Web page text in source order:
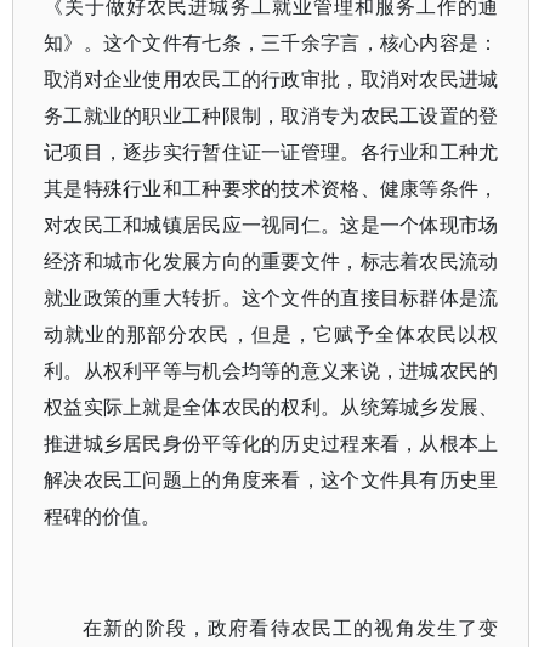
《关于做好农民进城务工就业管理和服务工作的通
知》。这个文件有七条，三千余字言，核心内容是：
取消对企业使用农民工的行政审批，取消对农民进城
务工就业的职业工种限制，取消专为农民工设置的登
记项目，逐步实行暂住证一证管理。各行业和工种尤
其是特殊行业和工种要求的技术资格、健康等条件，
对农民工和城镇居民应一视同仁。这是一个体现市场
经济和城市化发展方向的重要文件，标志着农民流动
就业政策的重大转折。这个文件的直接目标群体是流
动就业的那部分农民，但是，它赋予全体农民以权
利。从权利平等与机会均等的意义来说，进城农民的
权益实际上就是全体农民的权利。从统筹城乡发展、
推进城乡居民身份平等化的历史过程来看，从根本上
解决农民工问题上的角度来看，这个文件具有历史里
程碑的价值。
在新的阶段，政府看待农民工的视角发生了变